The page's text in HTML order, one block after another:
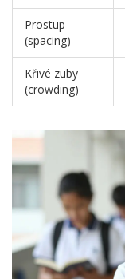
Prostup
(spacing)
Křivé zuby
(crowding)